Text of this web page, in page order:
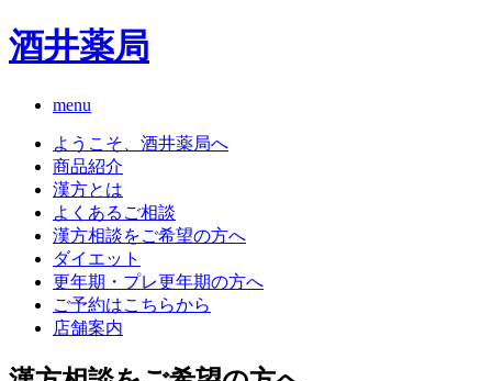
酒井薬局
menu
ようこそ、酒井薬局へ
商品紹介
漢方とは
よくあるご相談
漢方相談をご希望の方へ
ダイエット
更年期・プレ更年期の方へ
ご予約はこちらから
店舗案内